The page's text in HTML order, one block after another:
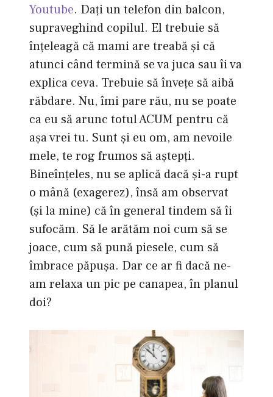
Youtube. Daţi un telefon din balcon,
supraveghind copilul. El trebuie să
înţeleagă că mami are treabă şi că
atunci când termină se va juca sau îi va
explica ceva. Trebuie să înveţe să aibă
răbdare. Nu, îmi pare rău, nu se poate
ca eu să arunc totul ACUM pentru că
aşa vrei tu. Sunt şi eu om, am nevoile
mele, te rog frumos să aştepţi.
Bineînţeles, nu se aplică dacă şi-a rupt
o mână (exagerez), însă am observat
(şi la mine) că în general tindem să îi
sufocăm. Să le arătăm noi cum să se
joace, cum să pună piesele, cum să
îmbrace păpuşa. Dar ce ar fi dacă ne-
am relaxa un pic pe canapea, în planul
doi?